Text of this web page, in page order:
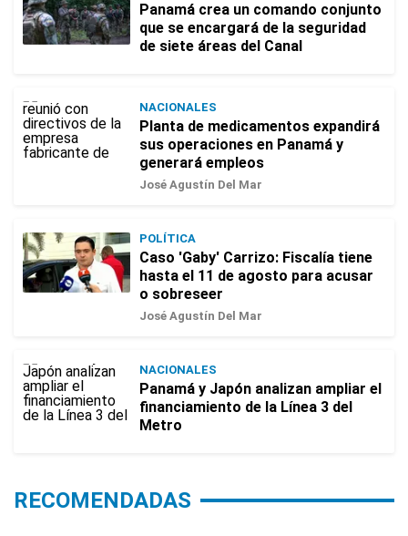
Panamá crea un comando conjunto
que se encargará de la seguridad
de siete áreas del Canal
NACIONALES
Planta de medicamentos expandirá
sus operaciones en Panamá y
generará empleos
José Agustín Del Mar
POLÍTICA
Caso 'Gaby' Carrizo: Fiscalía tiene
hasta el 11 de agosto para acusar
o sobreseer
José Agustín Del Mar
NACIONALES
Panamá y Japón analizan ampliar el
financiamiento de la Línea 3 del
Metro
RECOMENDADAS